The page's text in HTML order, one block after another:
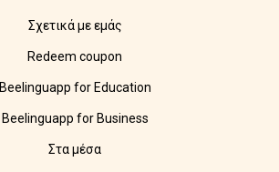
Σχετικά με εμάς
Redeem coupon
Beelinguapp for Education
Beelinguapp for Business
Στα μέσα